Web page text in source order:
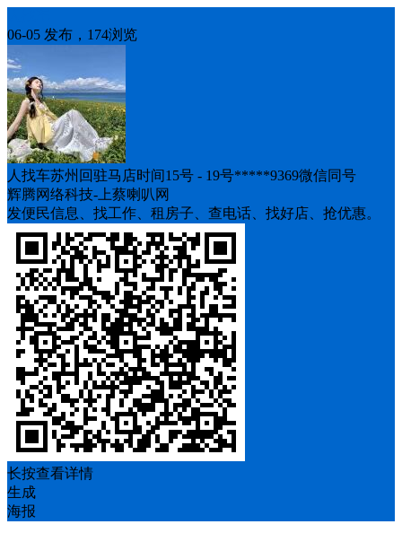
06-05 发布，174浏览
人找车苏州回驻马店时间15号 - 19号*****9369微信同号
辉腾网络科技-上蔡喇叭网
发便民信息、找工作、租房子、查电话、找好店、抢优惠。
长按查看详情
生成
海报